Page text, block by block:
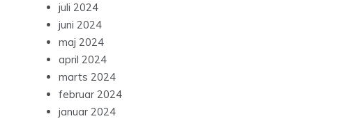
juli 2024
juni 2024
maj 2024
april 2024
marts 2024
februar 2024
januar 2024